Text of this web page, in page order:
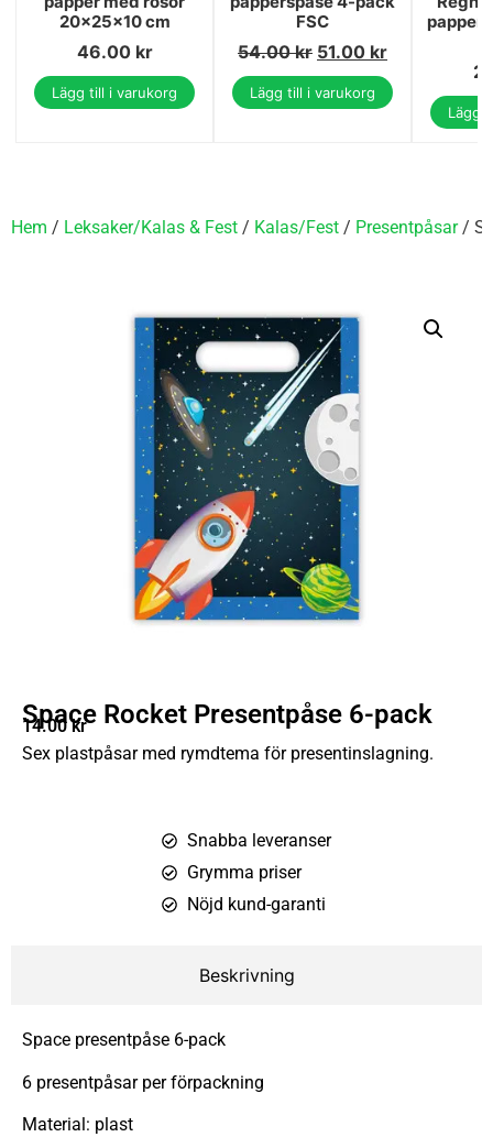
20x25x10 cm
46.00 kr
Lägg till i varukorg
FSC
54.00kr 51.00 kr
Lägg till i varukorg
Lägg
Hem / Leksaker/Kalas & Fest / Kalas/Fest / Presentpåsar/
Space Rocket Presentpåse 6-pack
14.00kr
Sex plastpåsar med rymdtema för presentinslagning.
Snabba leveranser
Grymma priser
Nöjd kund-garanti
Beskrivning
Space presentpåse 6-pack
6 presentpåsar per förpackning
Material: plast